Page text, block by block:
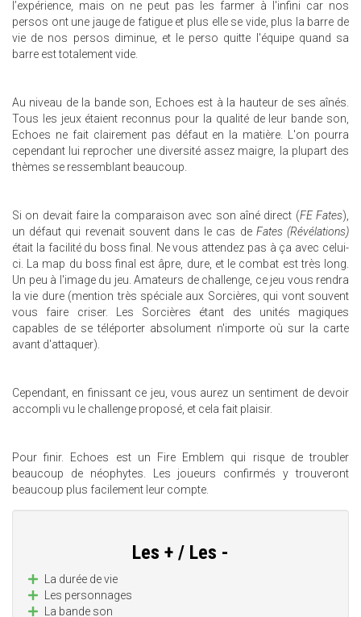
l’expérience, mais on ne peut pas les farmer à l'infini car nos
persos ont une jauge de fatigue et plus elle se vide, plus la barre de
vie de nos persos diminue, et le perso quitte l'équipe quand sa
barre est totalement vide.
Au niveau de la bande son, Echoes est à la hauteur de ses aînés.
Tous les jeux étaient reconnus pour la qualité de leur bande son,
Echoes ne fait clairement pas défaut en la matière. L'on pourra
cependant lui reprocher une diversité assez maigre, la plupart des
thèmes se ressemblant beaucoup.
Si on devait faire la comparaison avec son aîné direct (FE Fates),
un défaut qui revenait souvent dans le cas de Fates (Révélations)
était la facilité du boss final. Ne vous attendez pas à ça avec celui-
ci. La map du boss final est âpre, dure, et le combat est très long.
Un peu à l'image du jeu. Amateurs de challenge, ce jeu vous rendra
la vie dure (mention très spéciale aux Sorcières, qui vont souvent
vous faire criser. Les Sorcières étant des unités magiques
capables de se téléporter absolument n'importe où sur la carte
avant d'attaquer).
Cependant, en finissant ce jeu, vous aurez un sentiment de devoir
accompli vu le challenge proposé, et cela fait plaisir.
Pour finir. Echoes est un Fire Emblem qui risque de troubler
beaucoup de néophytes. Les joueurs confirmés y trouveront
beaucoup plus facilement leur compte.
Les + / Les -
La durée de vie
Les personnages
La bande son